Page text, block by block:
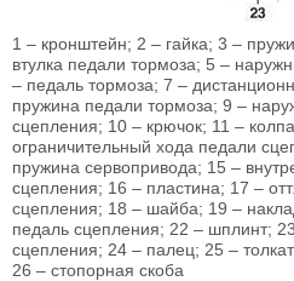
1 – кронштейн; 2 – гайка; 3 –
втулка педали тормоза; 5 –
– педаль тормоза; 7 –
пружина педали тормоза; 9 –
сцепления; 10 – крючок; 11 –
ограничительный хода педали
пружина сервопривода; 15 –
сцепления; 16 – пластина; 17 –
сцепления; 18 – шайба; 19 –
педаль сцепления; 22 – шплинт;
сцепления; 24 – палец; 25 –
26 – стопорная скоба